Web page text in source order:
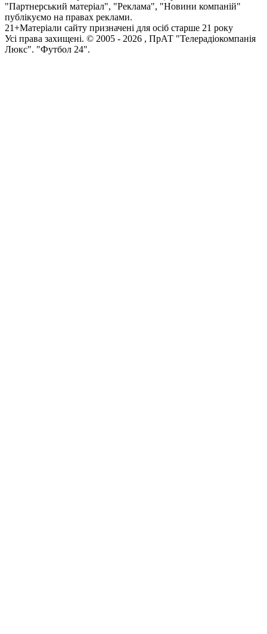
"Партнерський матеріал", "Реклама", "Новини компаній"
публікуємо на правах реклами.
21+Матеріали сайту призначені для осіб старше 21 року
Усi права захищенi. © 2005 - 2026 , ПрАТ "Телерадіокомпанія
Люкс". "Футбол 24".